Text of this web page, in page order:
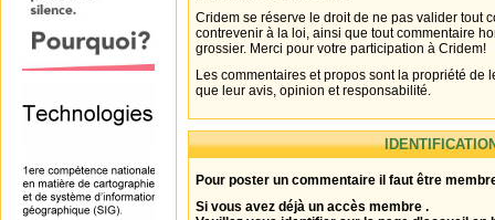
Cridem se réserve le droit de ne pas valider tout
contrevenir à la loi, ainsi que tout commentaire
grossier. Merci pour votre participation à Cridem!
Les commentaires et propos sont la propriété de
que leur avis, opinion et responsabilité.
Pour poster un commentaire il faut être
Si vous avez déjà un accès membre .